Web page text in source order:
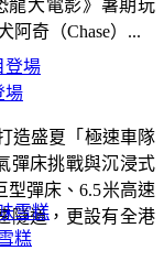
場
造盛夏「極速車隊
彈床挑戰與沉浸式
型彈床、6.5米高速
隧道，更設有全港
龍大電影》暑期玩
阿奇（Chase）...
糕